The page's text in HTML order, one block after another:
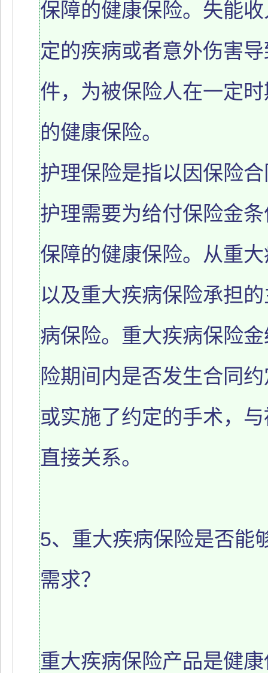
保障的健康保险。失能
定的疾病或者意外伤害
件，为被保险人在一定
的健康保险。
护理保险是指以因保险
护理需要为给付保险金
保障的健康保险。从重
以及重大疾病保险承担
病保险。重大疾病保险
险期间内是否发生合同
或实施了约定的手术，
直接关系。
5、重大疾病保险是否能
需求？
重大疾病保险产品是健